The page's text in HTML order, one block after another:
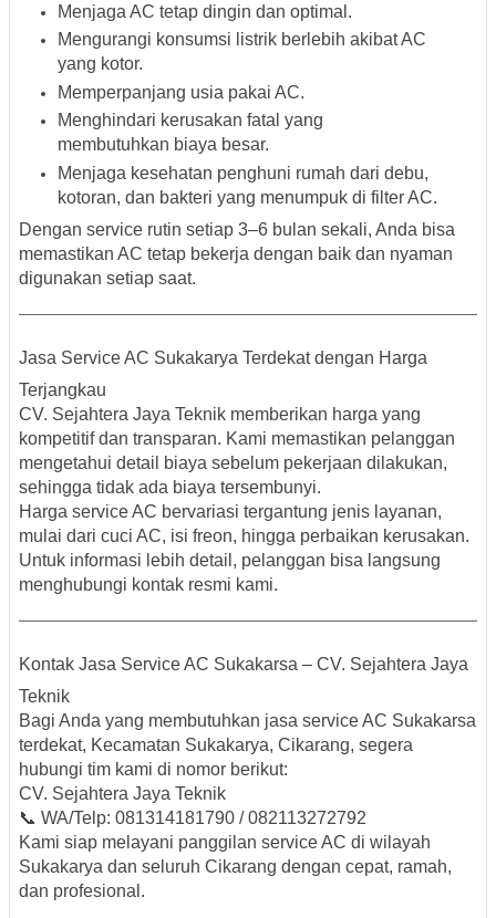
Menjaga AC tetap dingin dan optimal.
Mengurangi konsumsi listrik berlebih akibat AC
yang kotor.
Memperpanjang usia pakai AC.
Menghindari kerusakan fatal yang
membutuhkan biaya besar.
Menjaga kesehatan penghuni rumah dari debu,
kotoran, dan bakteri yang menumpuk di filter AC.
Dengan service rutin setiap 3–6 bulan sekali, Anda bisa
memastikan AC tetap bekerja dengan baik dan nyaman
digunakan setiap saat.
Jasa Service AC Sukakarya Terdekat dengan Harga
Terjangkau
CV. Sejahtera Jaya Teknik memberikan harga yang
kompetitif dan transparan. Kami memastikan pelanggan
mengetahui detail biaya sebelum pekerjaan dilakukan,
sehingga tidak ada biaya tersembunyi.
Harga service AC bervariasi tergantung jenis layanan,
mulai dari cuci AC, isi freon, hingga perbaikan kerusakan.
Untuk informasi lebih detail, pelanggan bisa langsung
menghubungi kontak resmi kami.
Kontak Jasa Service AC Sukakarsa – CV. Sejahtera Jaya
Teknik
Bagi Anda yang membutuhkan jasa service AC Sukakarsa
terdekat, Kecamatan Sukakarya, Cikarang, segera
hubungi tim kami di nomor berikut:
CV. Sejahtera Jaya Teknik
📞 WA/Telp: 081314181790 / 082113272792
Kami siap melayani panggilan service AC di wilayah
Sukakarya dan seluruh Cikarang dengan cepat, ramah,
dan profesional.